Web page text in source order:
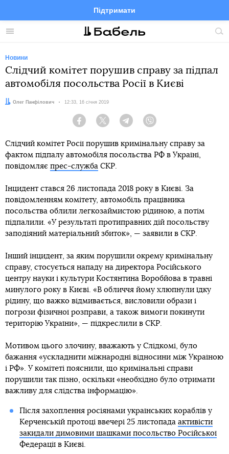
Меню
Підтримати
FacebookTelegramTwitter
Новини
Слідчий комітет порушив справу за підпал
автомобіля посольства Росії в Києві
Автор:
Олег Панфілович Дата:
12:33, 16 січня 2019
Facebook Twitter Telegram
Слідчий комітет Росії порушив кримінальну справу за
фактом підпалу автомобіля посольства РФ в Україні,
повідомляє прес-служба СКР.
Інцидент стався 26 листопада 2018 року в Києві. За
повідомленням комітету, автомобіль працівника
посольства облили легкозаймистою рідиною, а потім
підпалили. «У результаті протиправних дій посольству
заподіяний матеріальний збиток», — заявили в СКР.
Інший інцидент, за яким порушили окрему кримінальну
справу, стосується нападу на директора Російського
центру науки і культури Костянтина Воробйова в травні
минулого року в Києві. «В обличчя йому хлюпнули їдку
рідину, що важко відмивається, висловили образи і
погрози фізичної розправи, а також вимоги покинути
територію України», — підкреслили в СКР.
Мотивом цього злочину, вважають у Слідкомі, було
бажання «ускладнити міжнародні відносини між Україною
і РФ». У комітеті пояснили, що кримінальні справи
порушили так пізно, оскільки «необхідно було отримати
важливу для слідства інформацію».
Після захоплення росіянами українських кораблів у
Керченській протоці ввечері 25 листопада активісти
закидали димовими шашками посольство Російської
Федерації в Києві.